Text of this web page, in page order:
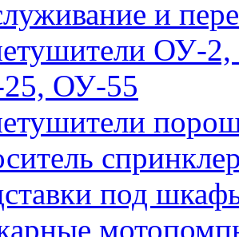
и
ОУ-
ОУ-55
под